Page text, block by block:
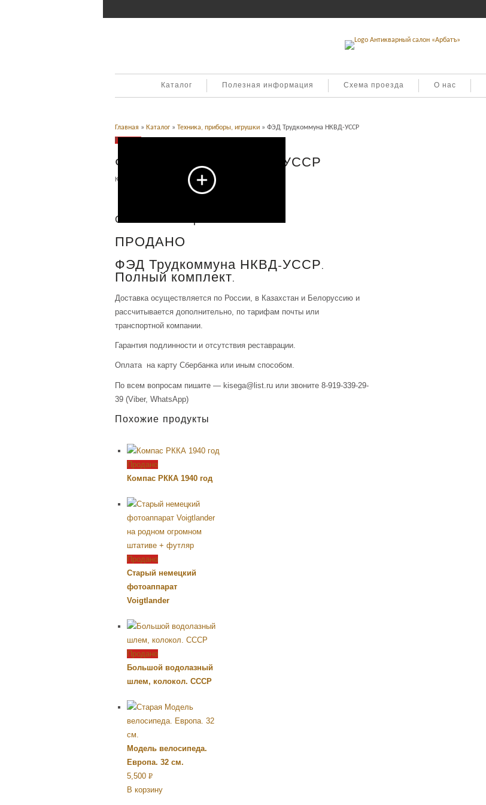
Каталог Полезная информация Схема проезда О нас
Главная » Каталог » Техника, приборы, игрушки » ФЭД Трудкоммуна НКВД-УССР
Продано
ФЭД Трудкоммуна НКВД-УССР
Категория: Техника, приборы, игрушки
Описание товара
ПРОДАНО
ФЭД Трудкоммуна НКВД-УССР.
Полный комплект.
Доставка осуществляется по России, в Казахстан и Белоруссию и
рассчитывается дополнительно, по тарифам почты или
транспортной компании.
Гарантия подлинности и отсутствия реставрации.
Оплата на карту Сбербанка или иным способом.
По всем вопросам пишите — kisega@list.ru или звоните 8-919-339-29-
39 (Viber, WhatsApp)
Похожие продукты
Продано
Компас РККА 1940 год
Продано
Старый немецкий
фотоаппарат
Voigtlander
Продано
Большой водолазный
шлем, колокол. СССР
Модель велосипеда.
Европа. 32 см.
5,500 Р
УБ.
В корзину